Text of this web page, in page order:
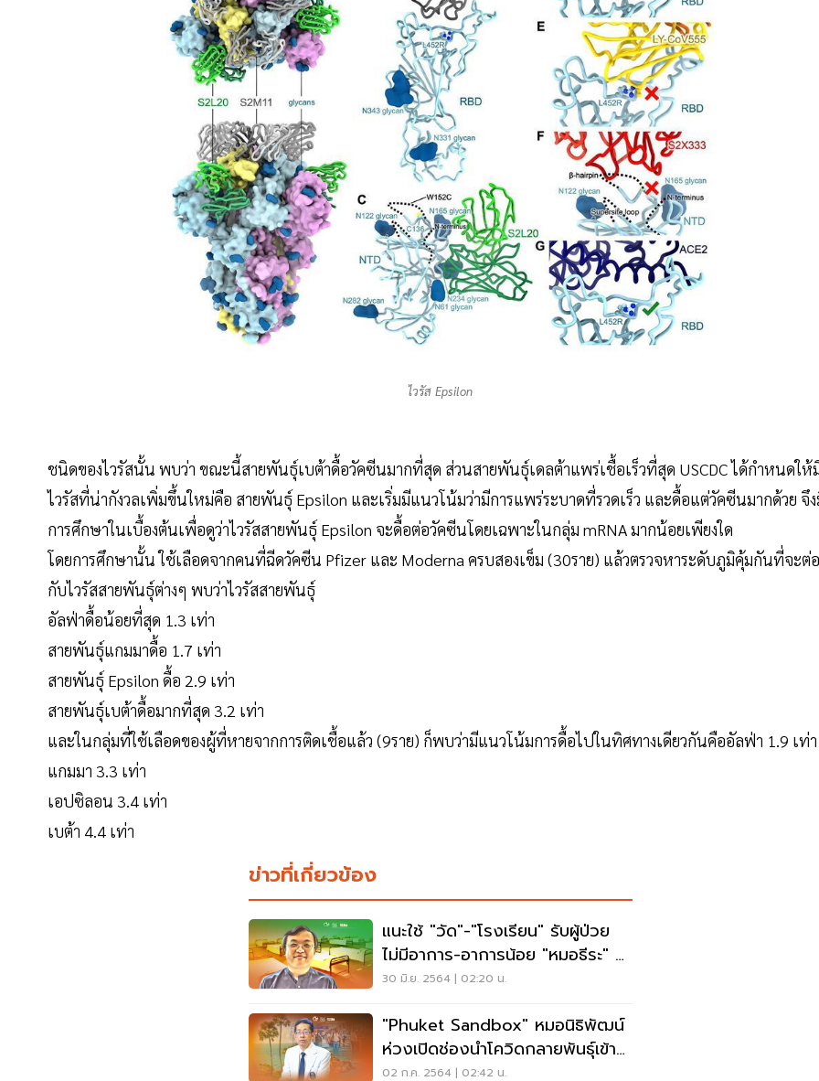
ไวรัส Epsilon
ชนิดของไวรัสนั้น พบว่า ขณะนี้สายพันธุ์เบต้าดื้อวัคซีนมากที่สุด ส่วนสายพันธุ์เดลต้าแพร่เชื้อเร็วที่สุด USCDC ได้กำหนดให้
ไวรัสที่น่ากังวลเพิ่มขึ้นใหม่คือ สายพันธุ์ Epsilon และเริ่มมีแนวโน้มว่ามีการแพร่ระบาดที่รวดเร็ว และดื้อแต่วัคซีนมากด้วย จึ
การศึกษาในเบื้องต้นเพื่อดูว่าไวรัสสายพันธุ์ Epsilon จะดื้อต่อวัคซีนโดยเฉพาะในกลุ่ม mRNA มากน้อยเพียงใด
โดยการศึกษานั้น ใช้เลือดจากคนที่ฉีดวัคซีน Pfizer และ Moderna ครบสองเข็ม (30ราย) แล้วตรวจหาระดับภูมิคุ้มกันที่จะต่
กับไวรัสสายพันธุ์ต่างๆ พบว่าไวรัสสายพันธุ์
อัลฟ่าดื้อน้อยที่สุด 1.3 เท่า
สายพันธุ์แกมมาดื้อ 1.7 เท่า
สายพันธุ์ Epsilon ดื้อ 2.9 เท่า
สายพันธุ์เบต้าดื้อมากที่สุด 3.2 เท่า
และในกลุ่มที่ใช้เลือดของผู้ที่หายจากการติดเชื้อแล้ว (9ราย) ก็พบว่ามีแนวโน้มการดื้อไปในทิศทางเดียวกันคืออัลฟ่า 1.9 เท่า
แกมมา 3.3 เท่า
เอปซิลอน 3.4 เท่า
เบต้า 4.4 เท่า
ข่าวที่เกี่ยวข้อง
แนะใช้ "วัด"-"โรงเรียน" รับผู้ป่วย
ไม่มีอาการ-อาการน้อย "หมอธีระ" ชี้
ต้องเร่งหาวัคซีนประสิทธิภาพสูง
30 มิ.ย. 2564 | 02:20 น.
"Phuket Sandbox" หมอนิธิพัฒน์
ห่วงเปิดช่องนำโควิดกลายพันธุ์เข้า
ประเทศ
02 ก.ค. 2564 | 02:42 น.